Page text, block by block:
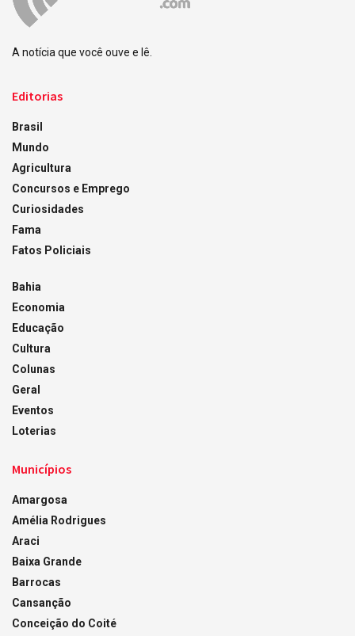
A notícia que você ouve e lê.
Editorias
Brasil
Mundo
Agricultura
Concursos e Emprego
Curiosidades
Fama
Fatos Policiais
Bahia
Economia
Educação
Cultura
Colunas
Geral
Eventos
Loterias
Municípios
Amargosa
Amélia Rodrigues
Araci
Baixa Grande
Barrocas
Cansanção
Conceição do Coité